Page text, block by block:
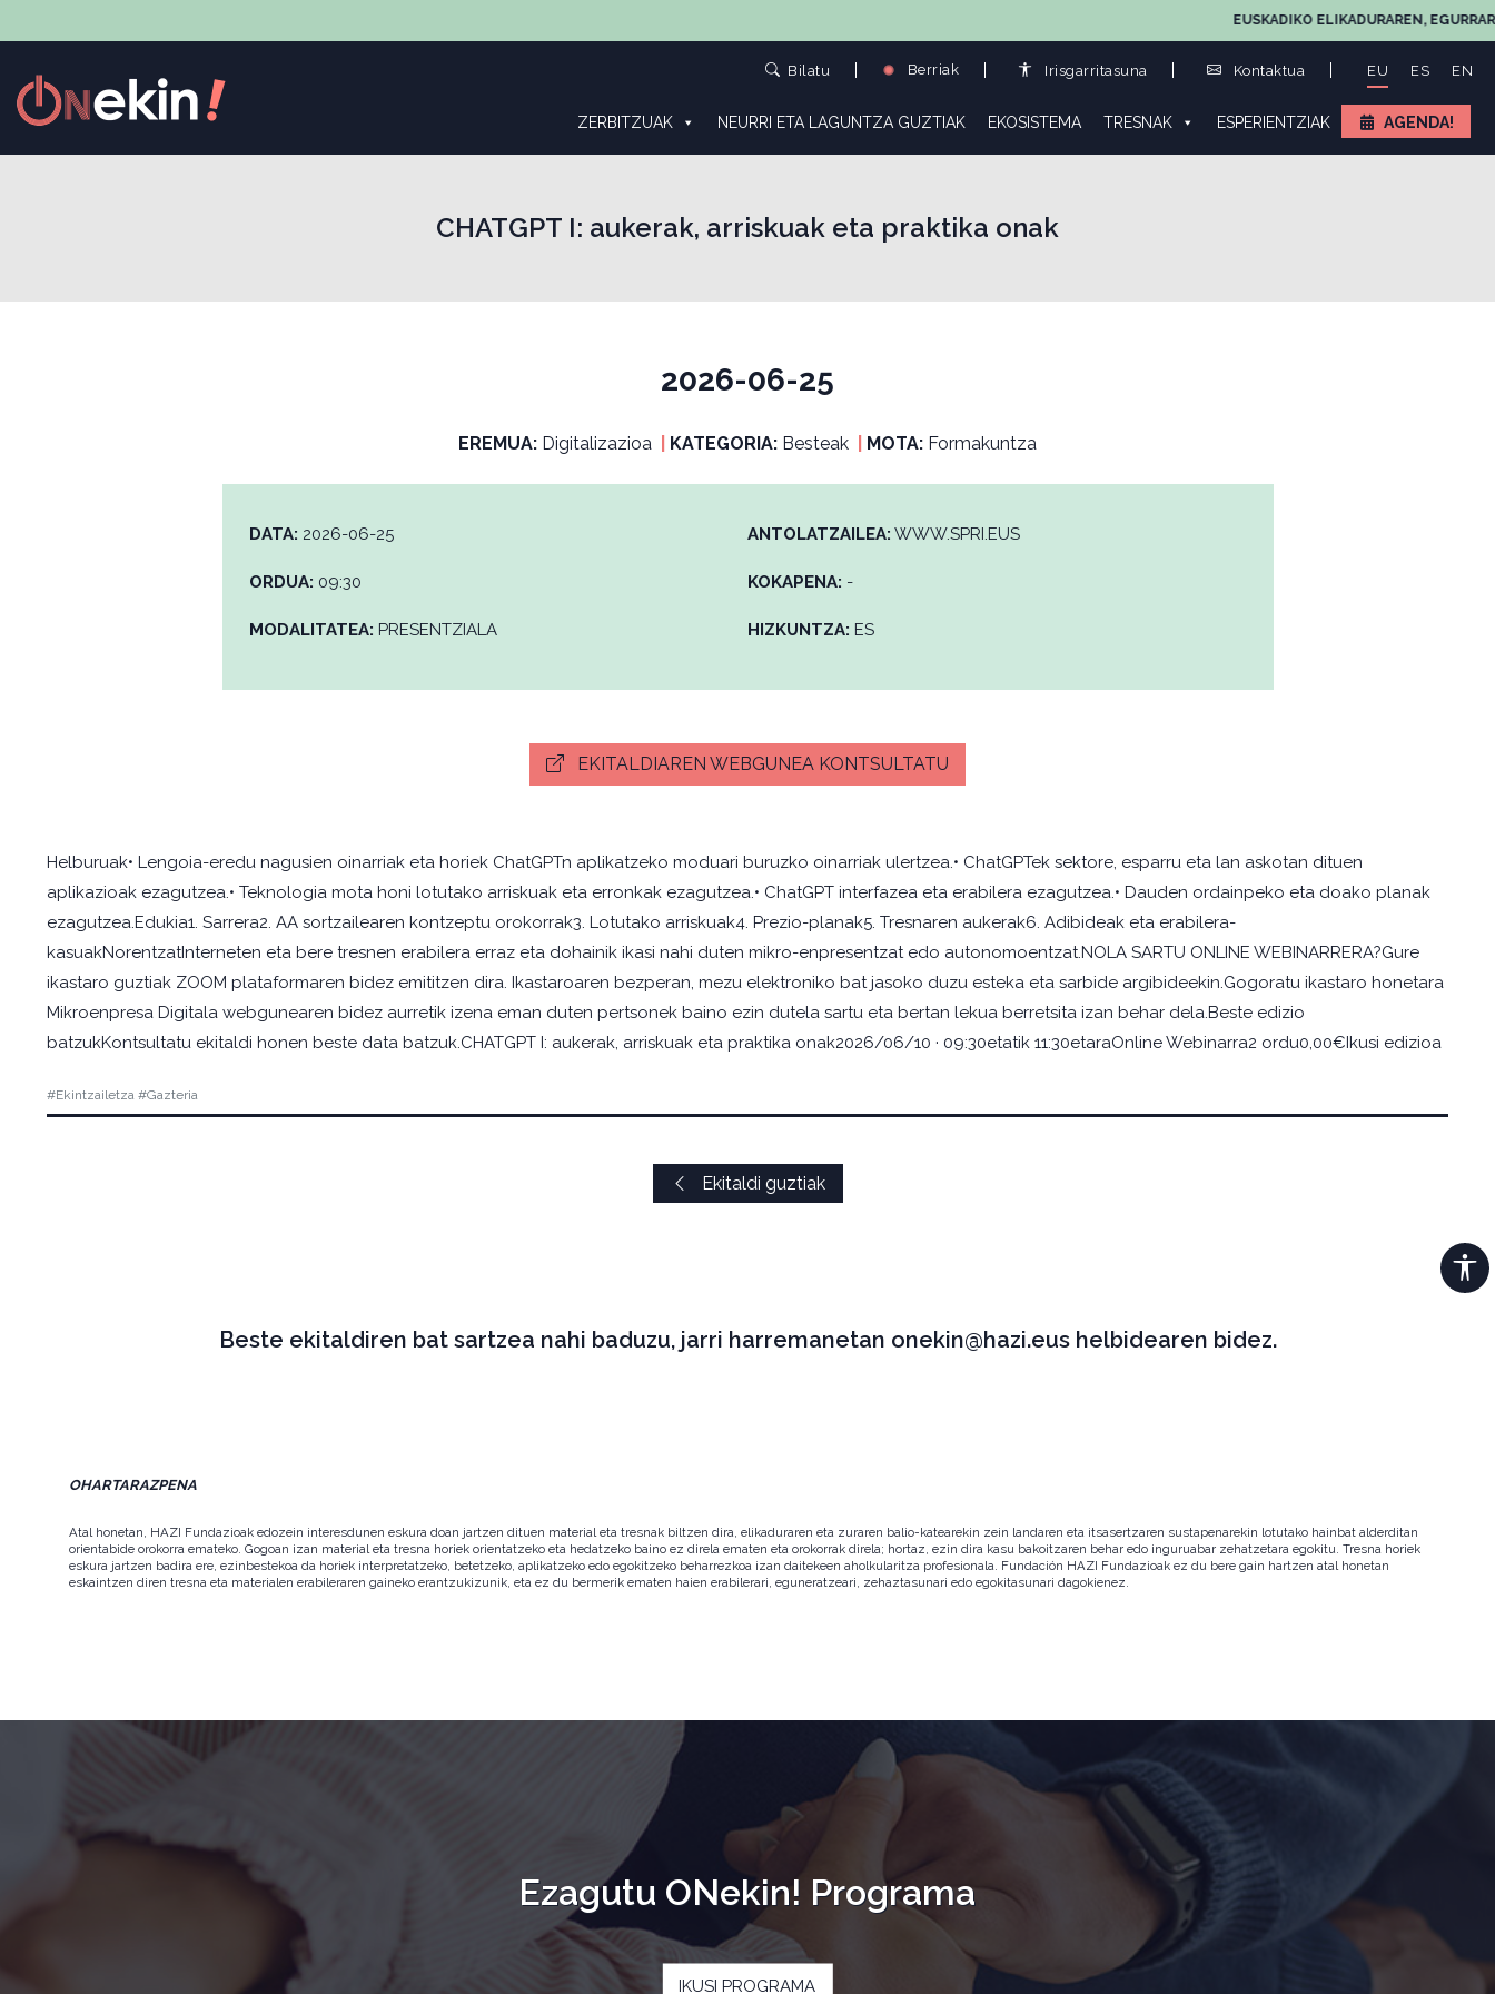
EUSKADIKO ELIKADURAREN, EGURRAREN
Bilatu Berriak Irisgarritasuna Kontaktua EU ES EN
ZERBITZUAK NEURRI ETA LAGUNTZA GUZTIAK EKOSISTEMA TRESNAK ESPERIENTZIAK AGENDA!
CHATGPT I: aukerak, arriskuak eta praktika onak
2026-06-25
EREMUA: Digitalizazioa KATEGORIA: Besteak MOTA: Formakuntza
DATA: 2026-06-25
ORDUA: 09:30
MODALITATEA: PRESENTZIALA
ANTOLATZAILEA: WWW.SPRI.EUS
KOKAPENA: -
HIZKUNTZA: ES
EKITALDIAREN WEBGUNEA KONTSULTATU
Helburuak• Lengoia-eredu nagusien oinarriak eta horiek ChatGPTn aplikatzeko moduari buruzko oinarriak ulertzea.• ChatGPTek sektore, esparru eta lan askotan dituen
aplikazioak ezagutzea.• Teknologia mota honi lotutako arriskuak eta erronkak ezagutzea.• ChatGPT interfazea eta erabilera ezagutzea.• Dauden ordainpeko eta doako planak
ezagutzea.Edukia1. Sarrera2. AA sortzailearen kontzeptu orokorrak3. Lotutako arriskuak4. Prezio-planak5. Tresnaren aukerak6. Adibideak eta erabilera-
kasuakNorentzatInterneten eta bere tresnen erabilera erraz eta dohainik ikasi nahi duten mikro-enpresentzat edo autonomoentzat.NOLA SARTU ONLINE WEBINARRERA?Gure
ikastaro guztiak ZOOM plataformaren bidez emititzen dira. Ikastaroaren bezperan, mezu elektroniko bat jasoko duzu esteka eta sarbide argibideekin.Gogoratu ikastaro honetara
Mikroenpresa Digitala webgunearen bidez aurretik izena eman duten pertsonek baino ezin dutela sartu eta bertan lekua berretsita izan behar dela.Beste edizio
batzukKontsultatu ekitaldi honen beste data batzuk.CHATGPT I: aukerak, arriskuak eta praktika onak2026/06/10 · 09:30etatik 11:30etaraOnline Webinarra2 ordu0,00€Ikusi edizioa
#Ekintzailetza #Gazteria
Ekitaldi guztiak
Beste ekitaldiren bat sartzea nahi baduzu, jarri harremanetan onekin@hazi.eus helbidearen bidez.
OHARTARAZPENA
Atal honetan, HAZI Fundazioak edozein interesdunen eskura doan jartzen dituen material eta tresnak biltzen dira, elikaduraren eta zuraren balio-katearekin zein landaren eta itsasertzaren sustapenarekin lotutako hainbat alderditan
orientabide orokorra emateko. Gogoan izan material eta tresna horiek orientatzeko eta hedatzeko baino ez direla ematen eta orokorrak direla; hortaz, ezin dira kasu bakoitzaren behar edo inguruabar zehatzetara egokitu. Tresna horiek
eskura jartzen badira ere, ezinbestekoa da horiek interpretatzeko, betetzeko, aplikatzeko edo egokitzeko beharrezkoa izan daitekeen aholkularitza profesionala. Fundación HAZI Fundazioak ez du bere gain hartzen atal honetan
eskaintzen diren tresna eta materialen erabileraren gaineko erantzukizunik, eta ez du bermerik ematen haien erabilerari, eguneratzeari, zehaztasunari edo egokitasunari dagokienez.
Ezagutu ONekin! Programa
IKUSI PROGRAMA